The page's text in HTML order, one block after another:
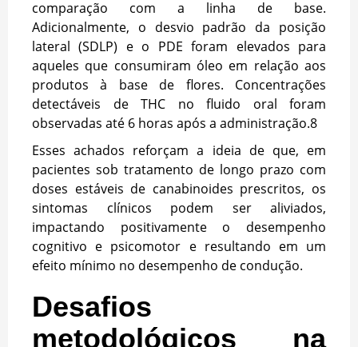
comparação com a linha de base.
Adicionalmente, o desvio padrão da posição
lateral (SDLP) e o PDE foram elevados para
aqueles que consumiram óleo em relação aos
produtos à base de flores. Concentrações
detectáveis de THC no fluido oral foram
observadas até 6 horas após a administração.8
Esses achados reforçam a ideia de que, em
pacientes sob tratamento de longo prazo com
doses estáveis de canabinoides prescritos, os
sintomas clínicos podem ser aliviados,
impactando positivamente o desempenho
cognitivo e psicomotor e resultando em um
efeito mínimo no desempenho de condução.
Desafios
metodológicos na